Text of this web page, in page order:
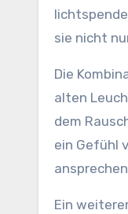
sie nicht
Die
alten
dem
ein Gefühl
Ein